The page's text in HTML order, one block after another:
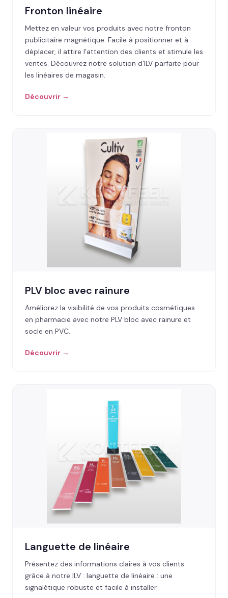
Fronton linéaire
Mettez en valeur vos produits avec notre fronton
publicitaire magnétique. Facile à positionner et à
déplacer, il attire l'attention des clients et stimule les
ventes. Découvrez notre solution d'ILV parfaite pour
les linéaires de magasin.
Découvrir →
PLV bloc avec rainure
Améliorez la visibilité de vos produits cosmétiques
en pharmacie avec notre PLV bloc avec rainure et
socle en PVC.
Découvrir →
Languette de linéaire
Présentez des informations claires à vos clients
grâce à notre ILV : languette de linéaire : une
signalétique robuste et facile à installer